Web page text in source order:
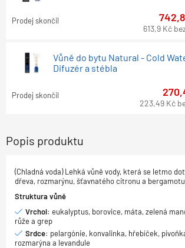
Prodej skončil
613,9 Kč
Vůně do bytu Natural - Cold
Difuzér a stébla
Prodej skončil
223,49 Kč
Popis produktu
(Chladná voda) Lehká vůně vody, která se letmo
dřeva, rozmarýnu, šťavnatého citronu a
Struktura vůně
Vrchol: eukalyptus, borovice, máta, zelená
růže a grep
Srdce: pelargónie, konvalinka, hřebíček,
rozmarýna a levandule